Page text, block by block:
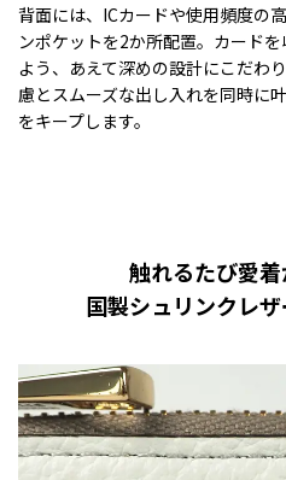
背面には、ICカードや使用頻度の
ンポケットを2か所配置。カード
よう、あえて深めの設計にこだわ
慮とスムーズな出し入れを同時に
をキープします。
触れるたび愛
国製シュリンクレ